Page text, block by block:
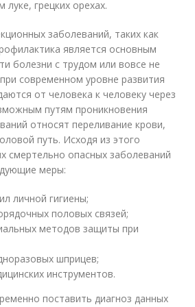
грецких орехах.
заболеваний, таких как
является основным
болезни с трудом или вовсе не
современном уровне развития
от человека к человеку через
путям проникновения
относят переливание крови,
путь. Исходя из этого
смертельно опасных заболеваний
меры:
личной гигиены;
половых связей;
методов защиты при
шприцев;
инструментов.
поставить диагноз данных